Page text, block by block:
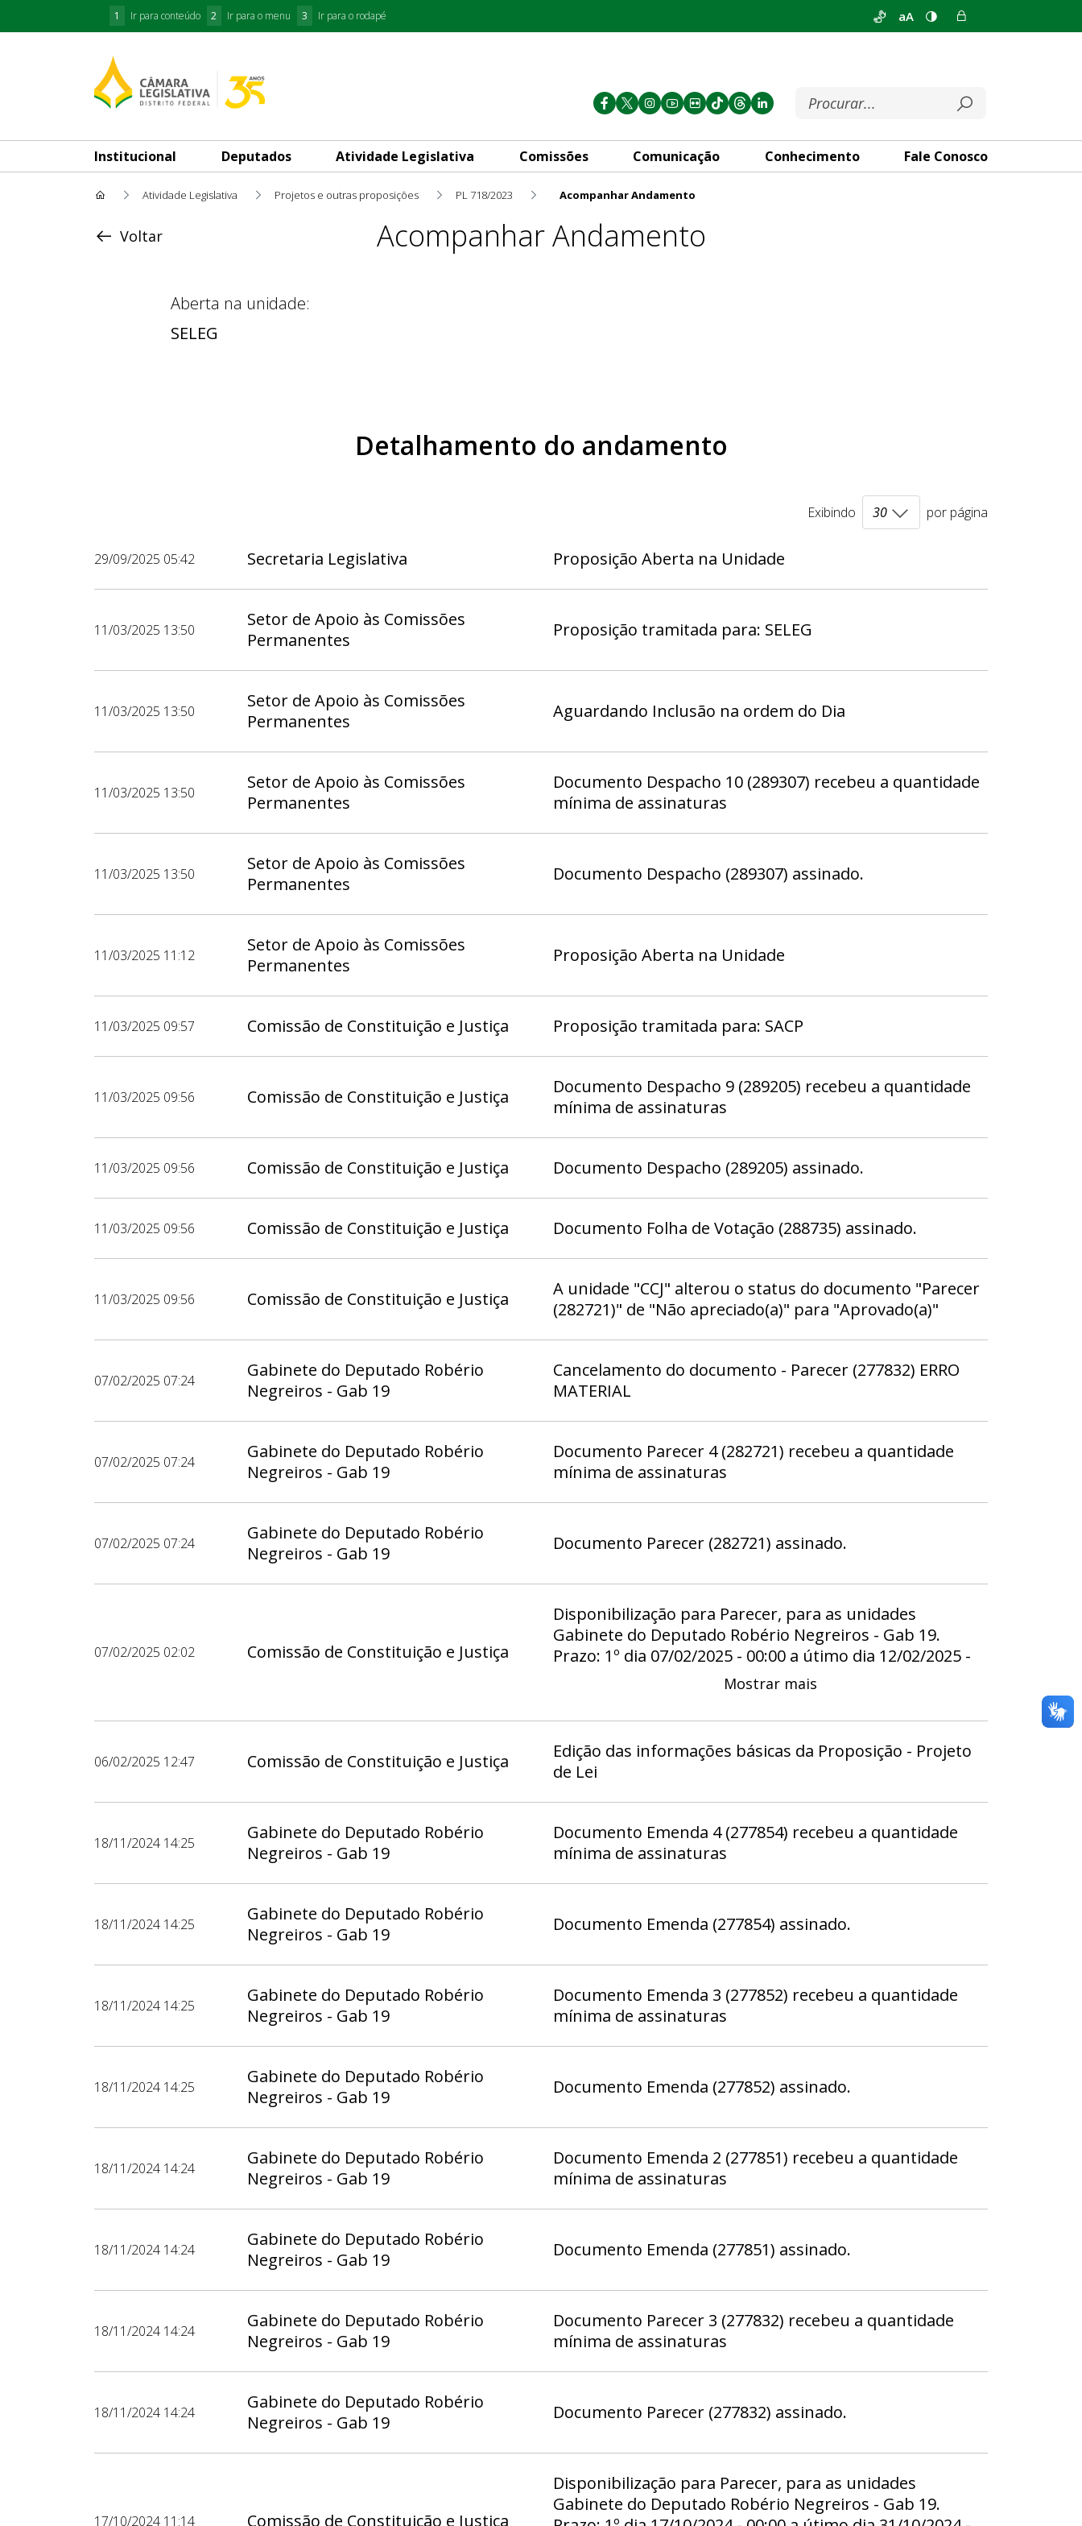
1 Ir para conteúdo 2 Ir para o menu 3 Ir para o rodapé aA
Institucional Deputados Atividade Legislativa Comissões Comunicação Conhecimento Fale Conosco
Atividade Legislativa Projetos e outras proposições PL 718/2023 Acompanhar Andamento
Acompanhar Andamento Acompanhar Andamento
Voltar
Aberta na unidade:
SELEG
Detalhamento do andamento
Exibindo por página
29/09/2025 05:42 Secretaria Legislativa Proposição Aberta na Unidade
11/03/2025 13:50
Setor de Apoio às Comissões
Permanentes
Proposição tramitada para: SELEG
11/03/2025 13:50
Setor de Apoio às Comissões
Permanentes
Aguardando Inclusão na ordem do Dia
11/03/2025 13:50
Setor de Apoio às Comissões
Permanentes
Documento Despacho 10 (289307) recebeu a quantidade
mínima de assinaturas
11/03/2025 13:50
Setor de Apoio às Comissões
Permanentes
Documento Despacho (289307) assinado.
11/03/2025 11:12
Setor de Apoio às Comissões
Permanentes
Proposição Aberta na Unidade
11/03/2025 09:57 Comissão de Constituição e Justiça Proposição tramitada para: SACP
11/03/2025 09:56 Comissão de Constituição e Justiça
Documento Despacho 9 (289205) recebeu a quantidade
mínima de assinaturas
11/03/2025 09:56 Comissão de Constituição e Justiça Documento Despacho (289205) assinado.
11/03/2025 09:56 Comissão de Constituição e Justiça Documento Folha de Votação (288735) assinado.
11/03/2025 09:56 Comissão de Constituição e Justiça
A unidade "CCJ" alterou o status do documento "Parecer
(282721)" de "Não apreciado(a)" para "Aprovado(a)"
07/02/2025 07:24
Gabinete do Deputado Robério
Negreiros - Gab 19
Cancelamento do documento - Parecer (277832) ERRO
MATERIAL
07/02/2025 07:24
Gabinete do Deputado Robério
Negreiros - Gab 19
Documento Parecer 4 (282721) recebeu a quantidade
mínima de assinaturas
07/02/2025 07:24
Gabinete do Deputado Robério
Negreiros - Gab 19
Documento Parecer (282721) assinado.
07/02/2025 02:02 Comissão de Constituição e Justiça
Disponibilização para Parecer, para as unidades
Gabinete do Deputado Robério Negreiros - Gab 19.
Prazo: 1º dia 07/02/2025 - 00:00 a útimo dia 12/02/2025 -
Mostrar mais
06/02/2025 12:47 Comissão de Constituição e Justiça
Edição das informações básicas da Proposição - Projeto
de Lei
18/11/2024 14:25
Gabinete do Deputado Robério
Negreiros - Gab 19
Documento Emenda 4 (277854) recebeu a quantidade
mínima de assinaturas
18/11/2024 14:25
Gabinete do Deputado Robério
Negreiros - Gab 19
Documento Emenda (277854) assinado.
18/11/2024 14:25
Gabinete do Deputado Robério
Negreiros - Gab 19
Documento Emenda 3 (277852) recebeu a quantidade
mínima de assinaturas
18/11/2024 14:25
Gabinete do Deputado Robério
Negreiros - Gab 19
Documento Emenda (277852) assinado.
18/11/2024 14:24
Gabinete do Deputado Robério
Negreiros - Gab 19
Documento Emenda 2 (277851) recebeu a quantidade
mínima de assinaturas
18/11/2024 14:24
Gabinete do Deputado Robério
Negreiros - Gab 19
Documento Emenda (277851) assinado.
18/11/2024 14:24
Gabinete do Deputado Robério
Negreiros - Gab 19
Documento Parecer 3 (277832) recebeu a quantidade
mínima de assinaturas
18/11/2024 14:24
Gabinete do Deputado Robério
Negreiros - Gab 19
Documento Parecer (277832) assinado.
17/10/2024 11:14 Comissão de Constituição e Justiça
Disponibilização para Parecer, para as unidades
Gabinete do Deputado Robério Negreiros - Gab 19.